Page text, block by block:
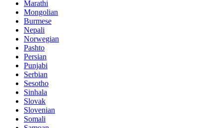
Marathi
Mongolian
Burmese
Nepali
Norwegian
Pashto
Persian
Punjabi
Serbian
Sesotho
Sinhala
Slovak
Slovenian
Somali